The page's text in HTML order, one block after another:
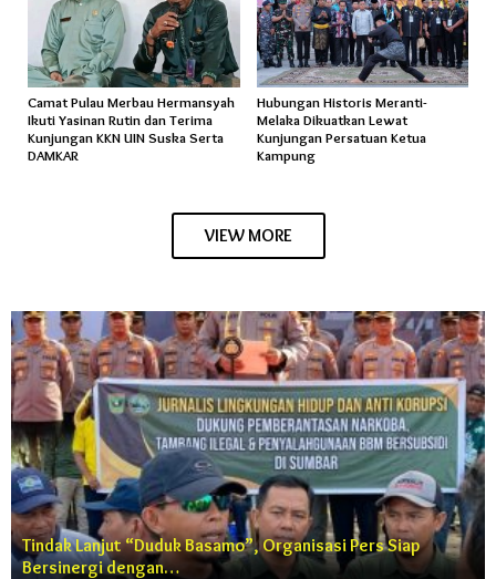
Camat Pulau Merbau Hermansyah
Ikuti Yasinan Rutin dan Terima
Kunjungan KKN UIN Suska Serta
DAMKAR
Hubungan Historis Meranti-
Melaka Dikuatkan Lewat
Kunjungan Persatuan Ketua
Kampung
VIEW MORE
Tindak Lanjut “Duduk Basamo”, Organisasi Pers Siap
Bersinergi dengan…